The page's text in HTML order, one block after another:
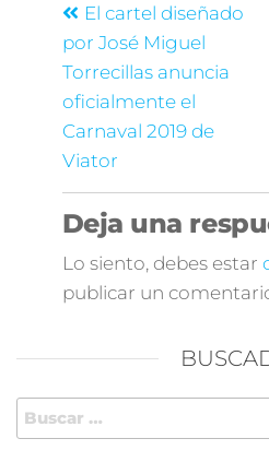
El cartel diseñado
por José Miguel
Torrecillas anuncia
oficialmente el
Carnaval 2019 de
Viator
Deja una
Lo siento, debes estar
publicar un